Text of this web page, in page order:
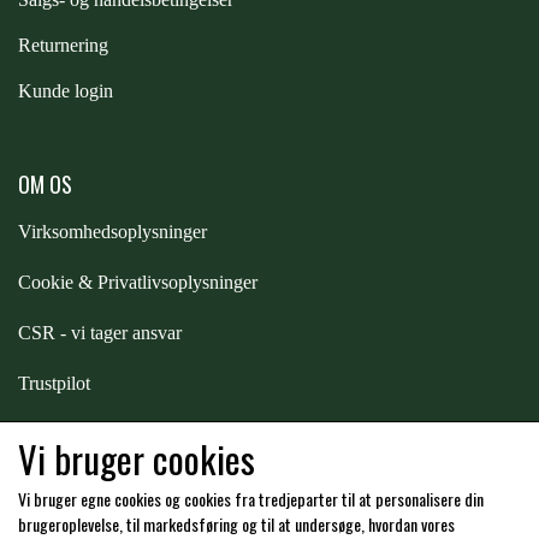
PREMIER EQUINE RYTTER
RACING TACK
Returnering
Kunde login
OM OS
Virksomhedsoplysninger
Cookie & Privatlivsoplysninger
CSR - vi tager ansvar
Trustpilot
Hos os kan du betale med:
Vi bruger cookies
Vi bruger egne cookies og cookies fra tredjeparter til at personalisere din
brugeroplevelse, til markedsføring og til at undersøge, hvordan vores